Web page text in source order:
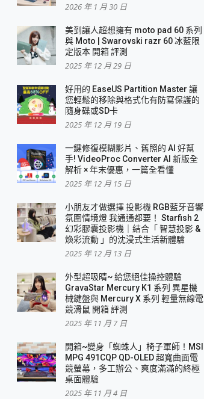
2026 年 1 月 30 日
美到讓人超想擁有 moto pad 60 系列
與 Moto | Swarovski razr 60 冰藍限
定版本 開箱 評測
2025 年 12 月 29 日
好用的 EaseUS Partition Master 讓
您輕鬆的移除與格式化有防寫保護的
隨身碟或SD卡
2025 年 12 月 19 日
一鍵修復模糊影片、舊照的 AI 好幫
手! VideoProc Converter AI 新版全
解析 × 年末優惠，一篇全看懂
2025 年 12 月 15 日
小朋友才做選擇 投影機 RGB藍牙音響
氛圍情境燈 我通通都要！ Starfish 2
幻彩膠囊投影機｜結合「 智慧投影 &
煥彩流動 」的沈浸式生活新體驗
2025 年 12 月 13 日
外型超吸晴~ 給您絕佳操控體驗
GravaStar Mercury K1 系列 異星機
械鍵盤與 Mercury X 系列 輕量無線電
競滑鼠 開箱 評測
2025 年 11 月 7 日
開箱~變身「蜘蛛人」椅子軍師！MSI
MPG 491CQP QD-OLED 超寬曲面電
競螢幕，多工辦公、爽度滿滿的終極
桌面體驗
2025 年 11 月 4 日